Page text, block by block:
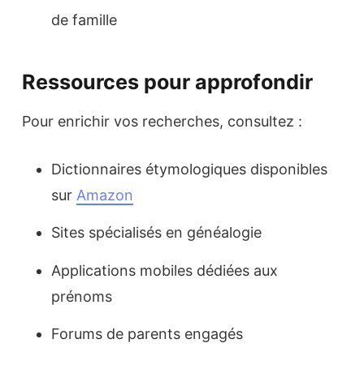
de famille
Ressources pour approfondir
Pour enrichir vos recherches, consultez :
Dictionnaires étymologiques disponibles
sur Amazon
Sites spécialisés en généalogie
Applications mobiles dédiées aux
prénoms
Forums de parents engagés